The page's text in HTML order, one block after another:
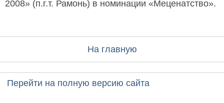
2008» (п.г.т. Рамонь) в номинации «Меценатство».
На главную
Перейти на полную версию сайта